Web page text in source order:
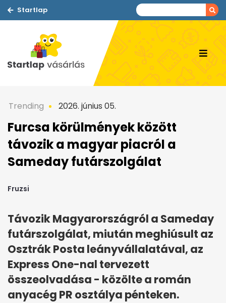
Startlap
Trending 2026. június 05.
Furcsa körülmények között
távozik a magyar piacról a
Sameday futárszolgálat
Fruzsi
Távozik Magyarországról a Sameday
futárszolgálat, miután meghiúsult az
Osztrák Posta leányvállalatával, az
Express One-nal tervezett
összeolvadása - közölte a román
anyacég PR osztálya pénteken.